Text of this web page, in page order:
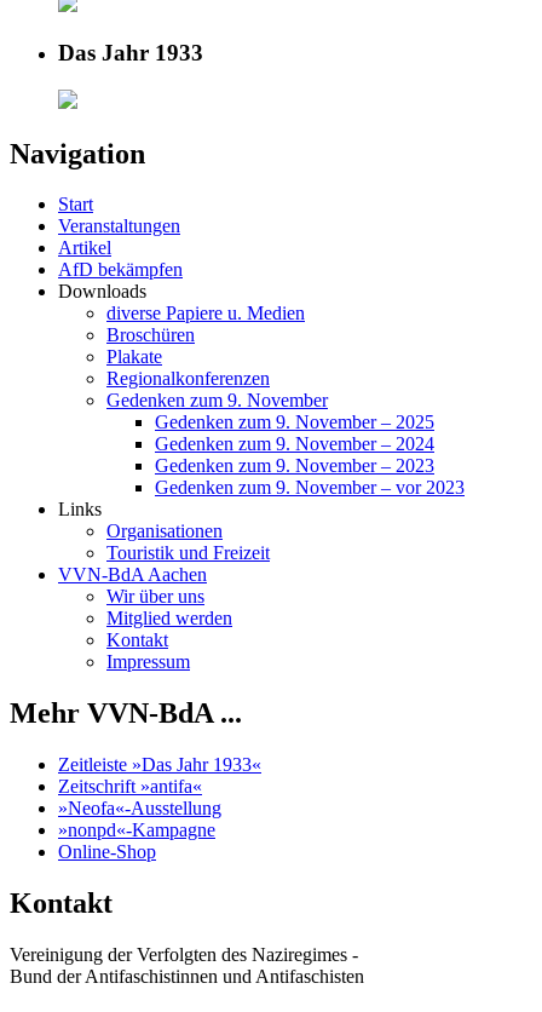
Das Jahr 1933
Navigation
Start
Veranstaltungen
Artikel
AfD bekämpfen
Downloads
diverse Papiere u. Medien
Broschüren
Plakate
Regionalkonferenzen
Gedenken zum 9. November
Gedenken zum 9. November – 2025
Gedenken zum 9. November – 2024
Gedenken zum 9. November – 2023
Gedenken zum 9. November – vor 2023
Links
Organisationen
Touristik und Freizeit
VVN-BdA Aachen
Wir über uns
Mitglied werden
Kontakt
Impressum
Mehr VVN-BdA ...
Zeitleiste »Das Jahr 1933«
Zeitschrift »antifa«
»Neofa«-Ausstellung
»nonpd«-Kampagne
Online-Shop
Kontakt
Vereinigung der Verfolgten des Naziregimes -
Bund der Antifaschistinnen und Antifaschisten